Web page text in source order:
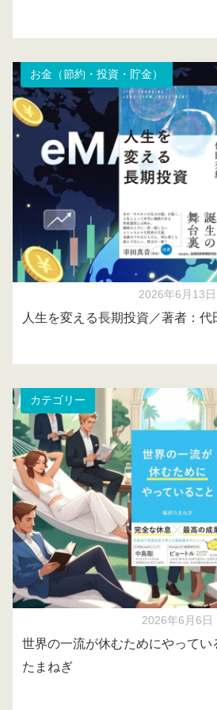
お金（節約・投資・貯金）
2026年6月13日
人生を変える長期投資／著者：代
カテゴリー
2026年6月6日
世界の一流が休むためにやってい
たまねぎ